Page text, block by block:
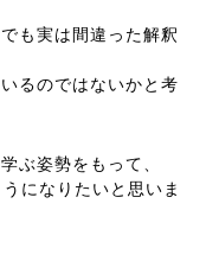
も実は間違った解釈
るのではないかと考
ぶ姿勢をもって、
になりたいと思いま